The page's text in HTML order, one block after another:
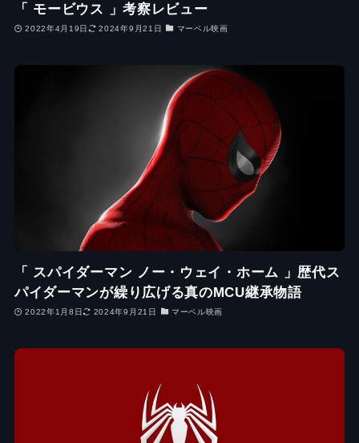
「 モービウス 」考察レビュー
2022年4月19日 2024年9月21日 マーベル映画
「 スパイダーマン ノー・ウェイ・ホーム 」歴代ス
パイダーマンが繰り広げる真のMCU継承物語
2022年1月8日 2024年9月21日 マーベル映画